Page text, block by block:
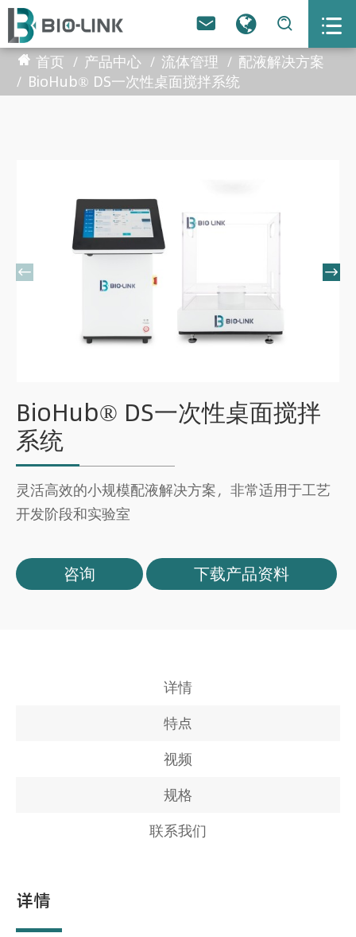
  
首页 产品中心 流体管理
配液解决方案
BioHub® DS一次性桌面搅拌系统
 
BioHub® DS一次性桌面搅拌
系统
灵活高效的小规模配液解决方案，非常适用于工艺
开发阶段和实验室
咨询 下载产品资料
详情
特点
视频
规格
联系我们
详情